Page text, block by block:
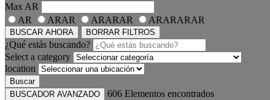
Max AR
AR
ARAR ARARAR ARARARAR
BUSCAR AHORA BORRAR FILTROS
¿Qué estás buscando?
Select a category
location
Buscar
BUSCADOR AVANZADO
606 Elementos encontrados